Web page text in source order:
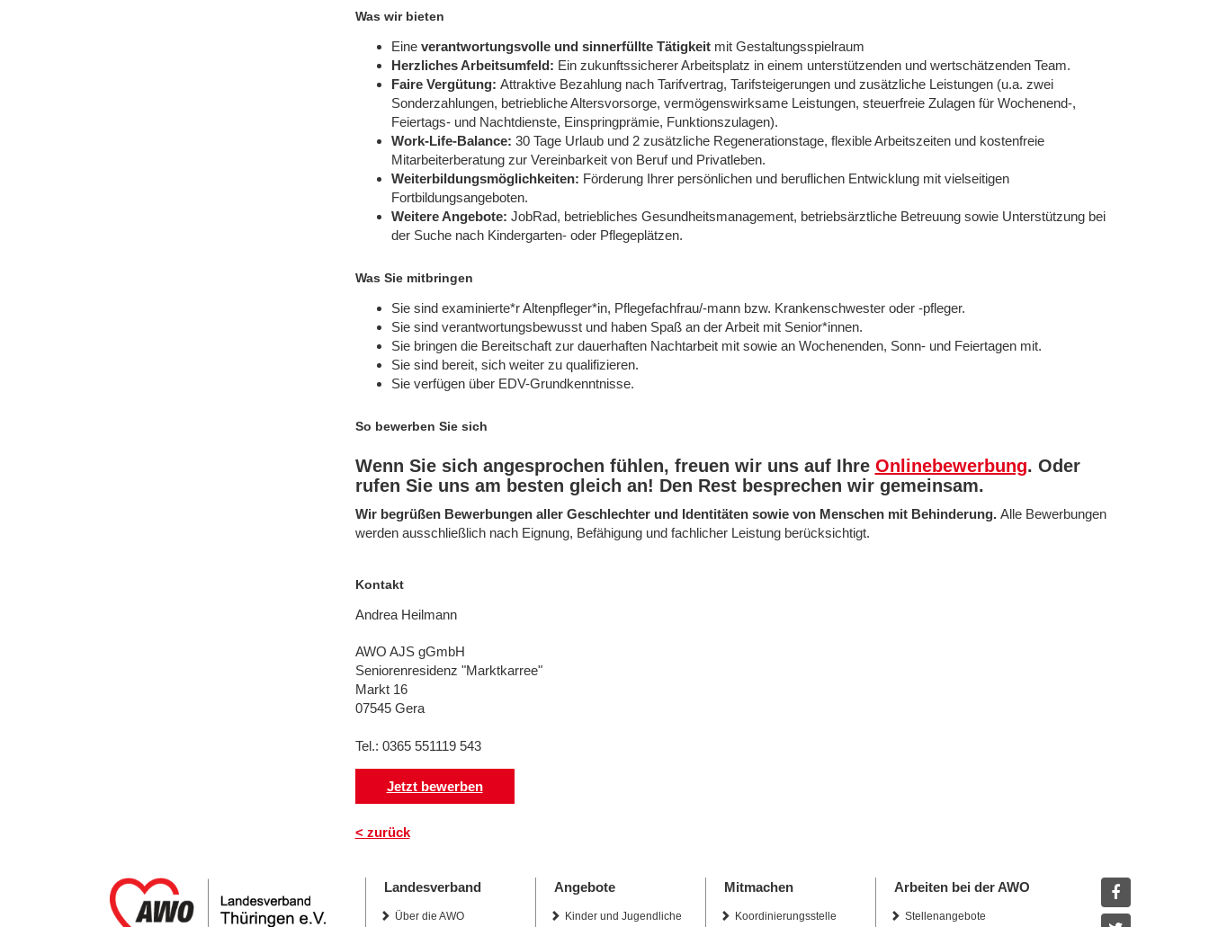
Was wir bieten
Eine verantwortungsvolle und sinnerfüllte Tätigkeitmit Gestaltungsspielraum
Herzliches Arbeitsumfeld: Ein zukunftssicherer Arbeitsplatz in einem unterstützenden und wertschätzenden Team.
Faire Vergütung: Attraktive Bezahlung nach Tarifvertrag, Tarifsteigerungen und zusätzliche Leistungen (u.a. zwei
Sonderzahlungen, betriebliche Altersvorsorge, vermögenswirksame Leistungen, steuerfreie Zulagen für Wochenend-,
Feiertags- und Nachtdienste, Einspringprämie, Funktionszulagen).
Work-Life-Balance: 30 Tage Urlaub und 2 zusätzliche Regenerationstage, flexible Arbeitszeiten und kostenfreie
Mitarbeiterberatung zur Vereinbarkeit von Beruf und Privatleben.
Weiterbildungsmöglichkeiten: Förderung Ihrer persönlichen und beruflichen Entwicklung mit vielseitigen
Fortbildungsangeboten.
Weitere Angebote: JobRad, betriebliches Gesundheitsmanagement, betriebsärztliche Betreuung sowie Unterstützung bei
der Suche nach Kindergarten- oder Pflegeplätzen.
Was Sie mitbringen
Sie sind examinierte*r Altenpfleger*in, Pflegefachfrau/-mann bzw. Krankenschwester oder -pfleger.
Sie sind verantwortungsbewusst und haben Spaß an der Arbeit mit Senior*innen.
Sie bringen die Bereitschaft zur dauerhaften Nachtarbeit mit sowie an Wochenenden, Sonn- und Feiertagen mit.
Sie sind bereit, sich weiter zu qualifizieren.
Sie verfügen über EDV-Grundkenntnisse.
So bewerben Sie sich
Wenn Sie sich angesprochen fühlen, freuen wir uns auf Ihre Onlinebewerbung. Oder
rufen Sie uns am besten gleich an! Den Rest besprechen wir gemeinsam.
Wir begrüßen Bewerbungen aller Geschlechter und Identitäten sowie von Menschen mit Behinderung. Alle Bewerbungen
werden ausschließlich nach Eignung, Befähigung und fachlicher Leistung berücksichtigt.
Kontakt
Andrea Heilmann
AWO AJS gGmbH
Seniorenresidenz "Marktkarree"
Markt 16
07545 Gera
Tel.: 0365 551119 543
Jetzt bewerben
< zurück
Landesverband
Über die AWO
Angebote
Kinder und Jugendliche
Mitmachen
Koordinierungsstelle
Arbeiten bei der AWO
Stellenangebote Facebook